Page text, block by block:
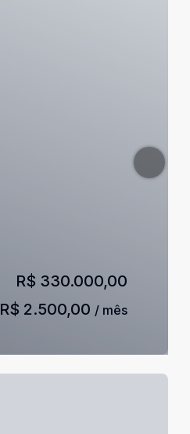
R$ 330.000,00
R$ 2.500,00 / mês